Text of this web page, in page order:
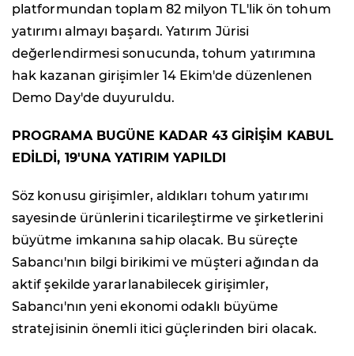
platformundan toplam 82 milyon TL'lik ön tohum
yatırımı almayı başardı. Yatırım Jürisi
değerlendirmesi sonucunda, tohum yatırımına
hak kazanan girişimler 14 Ekim'de düzenlenen
Demo Day'de duyuruldu.
PROGRAMA BUGÜNE KADAR 43 GİRİŞİM KABUL
EDİLDİ, 19'UNA YATIRIM YAPILDI
Söz konusu girişimler, aldıkları tohum yatırımı
sayesinde ürünlerini ticarileştirme ve şirketlerini
büyütme imkanına sahip olacak. Bu süreçte
Sabancı'nın bilgi birikimi ve müşteri ağından da
aktif şekilde yararlanabilecek girişimler,
Sabancı'nın yeni ekonomi odaklı büyüme
stratejisinin önemli itici güçlerinden biri olacak.